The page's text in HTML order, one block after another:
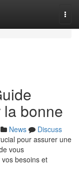
bonne
News
Discuss
pour assurer une
vous
besoins et